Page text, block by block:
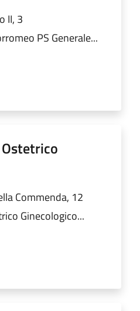
II, 3
PS Generale...
Commenda, 12
Ginecologico...